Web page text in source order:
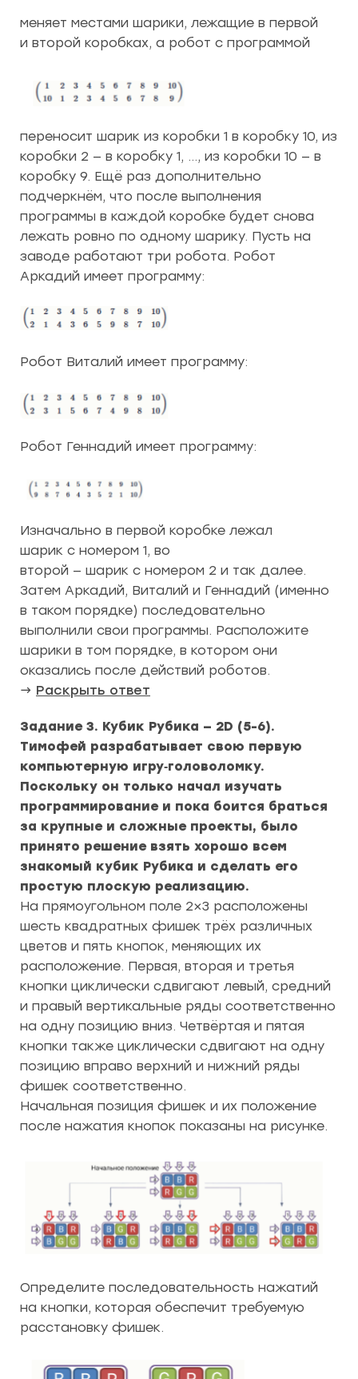
меняет местами шарики, лежащие в первой
и второй коробках, а робот с программой
переносит шарик из коробки 1 в коробку 10, из
коробки 2 — в коробку 1, …, из коробки 10 — в
коробку 9. Ещё раз дополнительно
подчеркнём, что после выполнения
программы в каждой коробке будет снова
лежать ровно по одному шарику. Пусть на
заводе работают три робота. Робот
Аркадий имеет программу:
Робот Виталий имеет программу:
Робот Геннадий имеет программу:
Изначально в первой коробке лежал
шарик с номером 1, во
второй — шарик с номером 2 и так далее.
Затем Аркадий, Виталий и Геннадий (именно
в таком порядке) последовательно
выполнили свои программы. Расположите
шарики в том порядке, в котором они
оказались после действий роботов.
→ Раскрыть ответ
Задание 3. Кубик Рубика — 2D (5-6).
Тимофей разрабатывает свою первую
компьютерную игру‑головоломку.
Поскольку он только начал изучать
программирование и пока боится браться
за крупные и сложные проекты, было
принято решение взять хорошо всем
знакомый кубик Рубика и сделать его
простую плоскую реализацию.
На прямоугольном поле 2×3 расположены
шесть квадратных фишек трёх различных
цветов и пять кнопок, меняющих их
расположение. Первая, вторая и третья
кнопки циклически сдвигают левый, средний
и правый вертикальные ряды соответственно
на одну позицию вниз. Четвёртая и пятая
кнопки также циклически сдвигают на одну
позицию вправо верхний и нижний ряды
фишек соответственно.
Начальная позиция фишек и их положение
после нажатия кнопок показаны на рисунке.
Определите последовательность нажатий
на кнопки, которая обеспечит требуемую
расстановку фишек.